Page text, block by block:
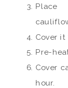
Cover
Pre-
Cover
hour.